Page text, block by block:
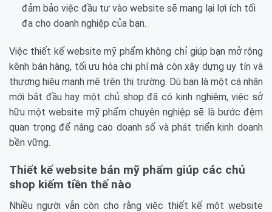
đảm bảo việc đầu tư vào website sẽ mang lại lợi ích tối
đa cho doanh nghiệp của bạn.
Việc thiết kế website mỹ phẩm không chỉ giúp bạn mở rộng
kênh bán hàng, tối ưu hóa chi phí mà còn xây dựng uy tín và
thương hiệu mạnh mẽ trên thị trường. Dù bạn là một cá nhân
mới bắt đầu hay một chủ shop đã có kinh nghiệm, việc sở
hữu một website mỹ phẩm chuyên nghiệp sẽ là bước đệm
quan trọng để nâng cao doanh số và phát triển kinh doanh
bền vững.
Thiết kế website bán mỹ phẩm giúp các chủ
shop kiếm tiền thế nào
Nhiều người vẫn còn cho rằng việc thiết kế một website